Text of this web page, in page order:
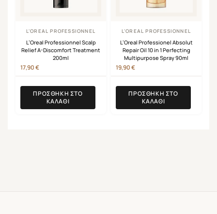
L'OREAL PROFESSIONNEL
L’Oreal Professionnel Scalp
Relief A-Discomfort Treatment
200ml
17,90€
ΠΡΟΣΘΉΚΗ ΣΤΟ
ΚΑΛΆΘΙ
L'OREAL PROFESSIONNEL
L’Oreal Professionel Absolut
Repair Oil 10 in 1 Perfecting
Multipurpose Spray 90ml
19,90€
ΠΡΟΣΘΉΚΗ ΣΤΟ
ΚΑΛΆΘΙ